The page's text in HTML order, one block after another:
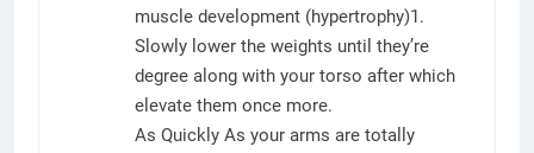
muscle development (hypertrophy)1.
Slowly lower the weights until they’re
degree along with your torso after which
elevate them once more.
As Quickly As your arms are totally